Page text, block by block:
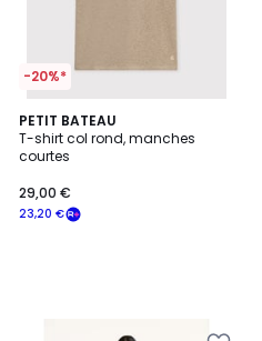
-20%*
PETIT BATEAU
T-shirt col rond, manches
courtes
23,20 €
29,00 €